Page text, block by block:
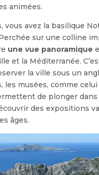
animées.
vous avez la basilique
sur une colline
une vue panoramique
et la Méditerranée.
la ville sous un
les musées, comme
de plonger dans
des expositions
âges.